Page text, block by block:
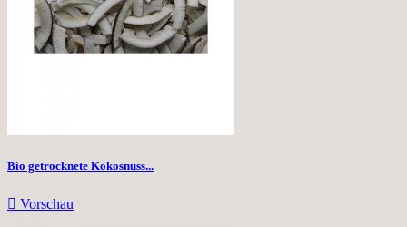
Bio getrocknete Kokosnuss...
 Vorschau